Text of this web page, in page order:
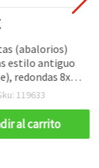
(abalorios)
estilo antiguo
redondas 8x9
color marrón,
para bisutería,
collares y
119633
al carrito